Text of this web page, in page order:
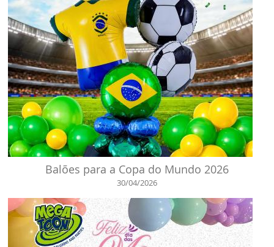
Balões para a Copa do Mundo 2026
30/04/2026